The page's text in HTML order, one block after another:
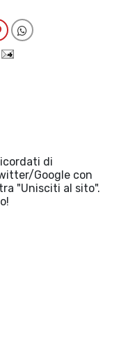
di
Google con
"Unisciti al sito".